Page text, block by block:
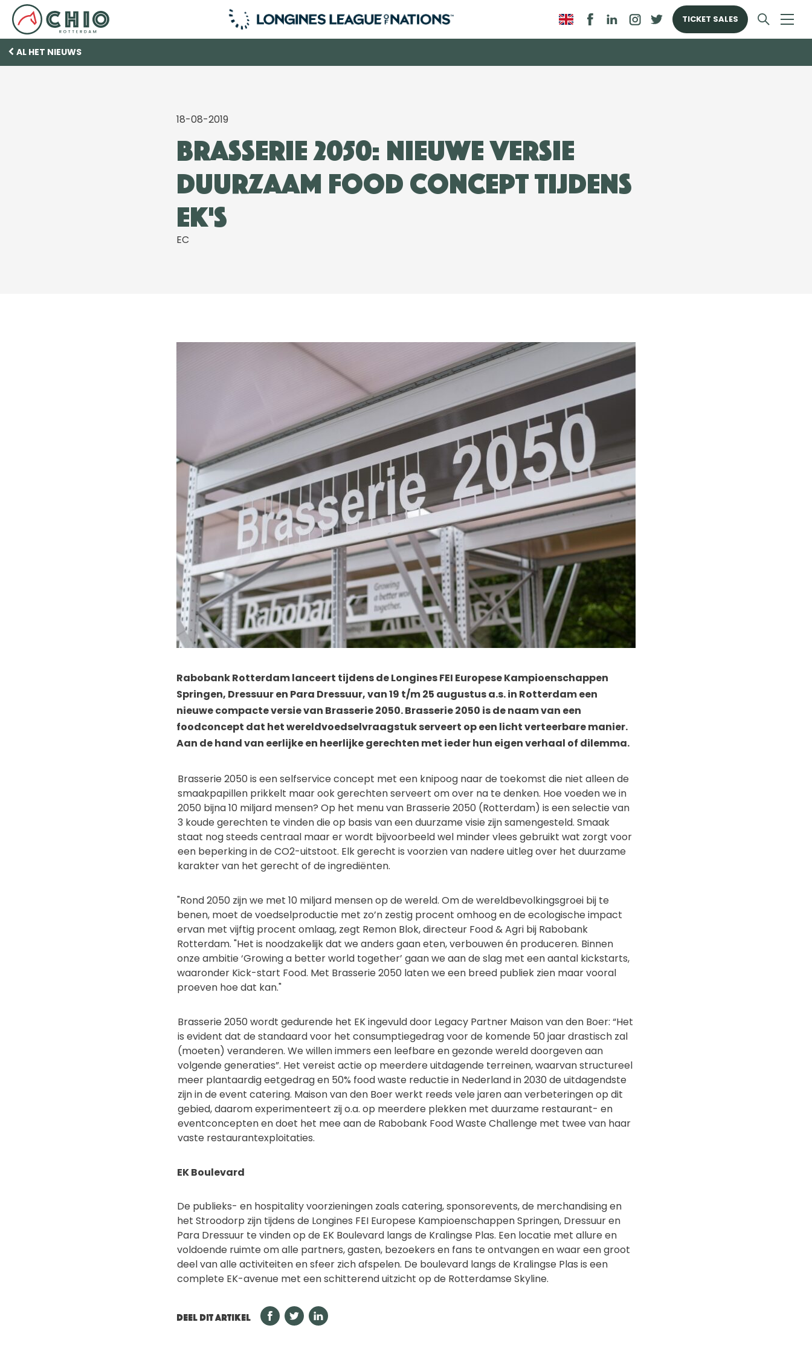
TICKET SALES
AL HET NIEUWS
18-08-2019
Brasserie 2050: nieuwe versie
duurzaam food concept tijdens
EK's
EC
Rabobank Rotterdam lanceert tijdens de Longines FEI Europese Kampioenschappen
Springen, Dressuur en Para Dressuur, van 19 t/m 25 augustus a.s. in Rotterdam een
nieuwe compacte versie van Brasserie 2050. Brasserie 2050 is de naam van een
foodconcept dat het wereldvoedselvraagstuk serveert op een licht verteerbare manier.
Aan de hand van eerlijke en heerlijke gerechten met ieder hun eigen verhaal of dilemma.
Brasserie 2050 is een selfservice concept met een knipoog naar de toekomst die niet alleen de
smaakpapillen prikkelt maar ook gerechten serveert om over na te denken. Hoe voeden we in
2050 bijna 10 miljard mensen? Op het menu van Brasserie 2050 (Rotterdam) is een selectie van
3 koude gerechten te vinden die op basis van een duurzame visie zijn samengesteld. Smaak
staat nog steeds centraal maar er wordt bijvoorbeeld wel minder vlees gebruikt wat zorgt voor
een beperking in de CO2-uitstoot. Elk gerecht is voorzien van nadere uitleg over het duurzame
karakter van het gerecht of de ingrediënten.
"Rond 2050 zijn we met 10 miljard mensen op de wereld. Om de wereldbevolkingsgroei bij te
benen, moet de voedselproductie met zo’n zestig procent omhoog en de ecologische impact
ervan met vijftig procent omlaag, zegt Remon Blok, directeur Food & Agri bij Rabobank
Rotterdam. "Het is noodzakelijk dat we anders gaan eten, verbouwen én produceren. Binnen
onze ambitie ‘Growing a better world together’ gaan we aan de slag met een aantal kickstarts,
waaronder Kick-start Food. Met Brasserie 2050 laten we een breed publiek zien maar vooral
proeven hoe dat kan."
Brasserie 2050 wordt gedurende het EK ingevuld door Legacy Partner Maison van den Boer: “Het
is evident dat de standaard voor het consumptiegedrag voor de komende 50 jaar drastisch zal
(moeten) veranderen. We willen immers een leefbare en gezonde wereld doorgeven aan
volgende generaties”. Het vereist actie op meerdere uitdagende terreinen, waarvan structureel
meer plantaardig eetgedrag en 50% food waste reductie in Nederland in 2030 de uitdagendste
zijn in de event catering. Maison van den Boer werkt reeds vele jaren aan verbeteringen op dit
gebied, daarom experimenteert zij o.a. op meerdere plekken met duurzame restaurant- en
eventconcepten en doet het mee aan de Rabobank Food Waste Challenge met twee van haar
vaste restaurantexploitaties.
EK Boulevard
De publieks- en hospitality voorzieningen zoals catering, sponsorevents, de merchandising en
het Stroodorp zijn tijdens de Longines FEI Europese Kampioenschappen Springen, Dressuur en
Para Dressuur te vinden op de EK Boulevard langs de Kralingse Plas. Een locatie met allure en
voldoende ruimte om alle partners, gasten, bezoekers en fans te ontvangen en waar een groot
deel van alle activiteiten en sfeer zich afspelen. De boulevard langs de Kralingse Plas is een
complete EK-avenue met een schitterend uitzicht op de Rotterdamse Skyline.
DEEL DIT ARTIKEL